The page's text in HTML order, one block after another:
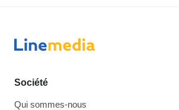
Société
Qui sommes-nous